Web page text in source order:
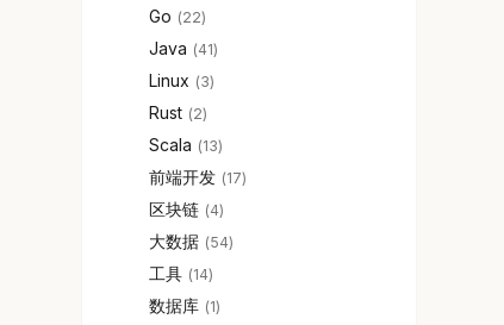
Go 22
Java 41
Linux 3
Rust 2
Scala 13
前端开发 17
区块链 4
大数据 54
工具 14
数据库 1